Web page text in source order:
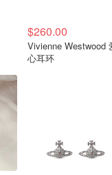
$260.00
Vivienne Westwood
心耳环